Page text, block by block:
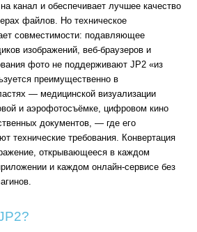
канал и обеспечивает лучшее качество
файлов. Но техническое
совместимости: подавляющее
изображений, веб-браузеров и
фото не поддерживают JP2 «из
преимущественно в
— медицинской визуализации
и аэрофотосъёмке, цифровом кино
документов, — где его
технические требования. Конвертация
открывающееся в каждом
и каждом онлайн-сервисе без